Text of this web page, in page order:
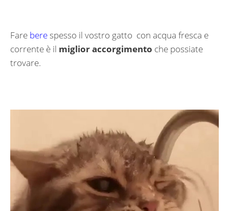
Fare bere spesso il vostro gatto con acqua fresca e
corrente è il miglior accorgimento che possiate
trovare.